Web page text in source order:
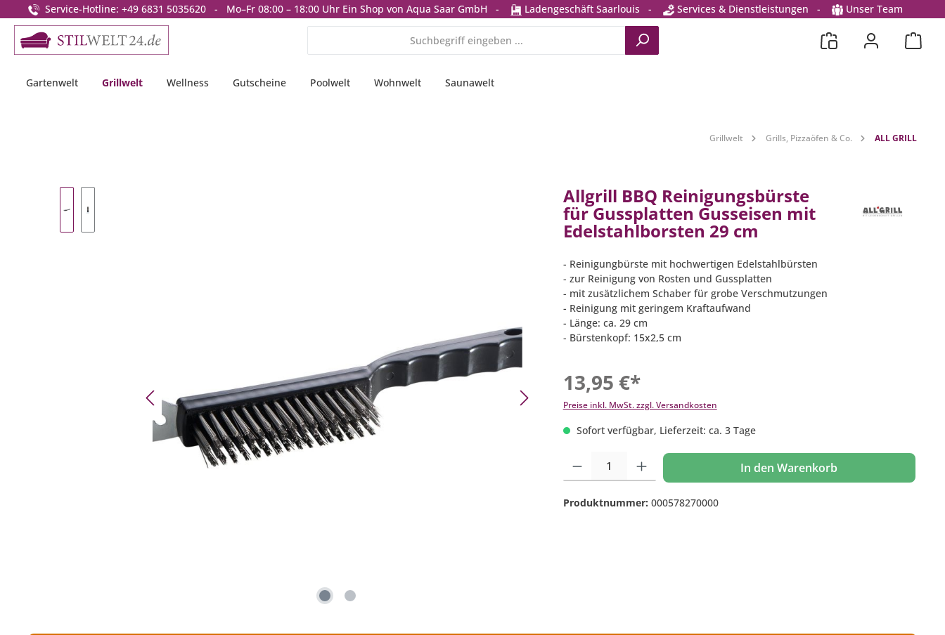
Zur Hauptnavigation springen
Service-Hotline: +49 6831 5035620 - Mo–Fr 08:00 – 18:00 Uhr Ein Shop von Aqua Saar GmbH - Ladengeschäft Saarlouis - Services & Dienstleistungen - Unser Team
Gartenwelt Grillwelt Wellness Gutscheine Poolwelt Wohnwelt Saunawelt
Grillwelt Grills, Pizzaöfen & Co. ALL GRILL
Allgrill BBQ Reinigungsbürste
für Gussplatten Gusseisen mit
Edelstahlborsten 29 cm
- Reinigungbürste mit hochwertigen Edelstahlbürsten
- zur Reinigung von Rosten und Gussplatten
- mit zusätzlichem Schaber für grobe Verschmutzungen
- Reinigung mit geringem Kraftaufwand
- Länge: ca. 29 cm
- Bürstenkopf: 15x2,5 cm
13,95 €*
Preise inkl. MwSt. zzgl. Versandkosten
Sofort verfügbar, Lieferzeit: ca. 3 Tage
Produkt Anzahl: Gib den gewünschten Wert ein oder benutze die Schaltflächen um die
In den Warenkorb
Produktnummer: 000578270000